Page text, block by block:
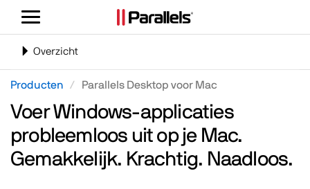
Navigatie
Navigatie
of
Overzicht
Producten Parallels Desktop voor Mac
Voer Windows-applicaties
probleemloos uit op je Mac.
Gemakkelijk. Krachtig. Naadloos.